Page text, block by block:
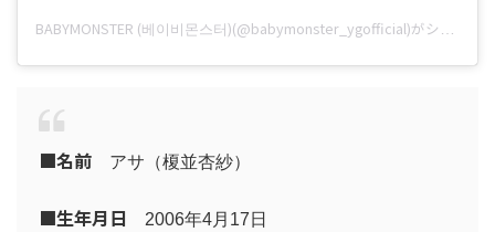
■名前 アサ（榎並杏紗）
■生年月日 2006年4月17日